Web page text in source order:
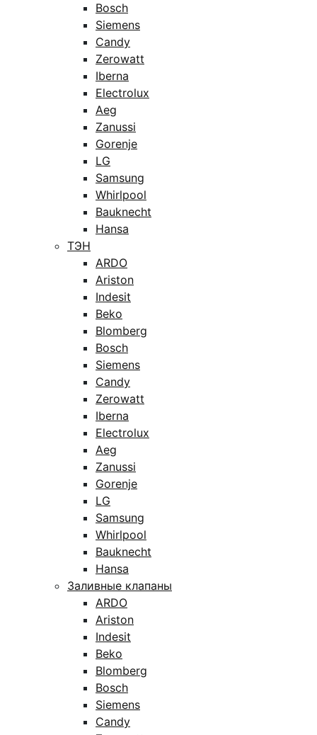
Bosch
Siemens
Candy
Zerowatt
Iberna
Electrolux
Aeg
Zanussi
Gorenje
LG
Samsung
Whirlpool
Bauknecht
Hansa
ТЭН
ARDO
Ariston
Indesit
Beko
Blomberg
Bosch
Siemens
Candy
Zerowatt
Iberna
Electrolux
Aeg
Zanussi
Gorenje
LG
Samsung
Whirlpool
Bauknecht
Hansa
Заливные клапаны
ARDO
Ariston
Indesit
Beko
Blomberg
Bosch
Siemens
Candy